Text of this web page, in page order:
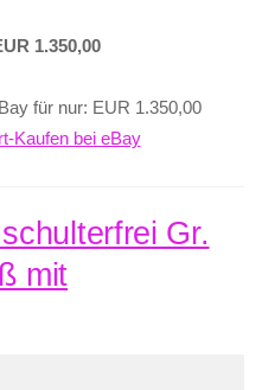
1.350,00
für nur: EUR 1.350,00
Kaufen bei eBay
Gr.
mit